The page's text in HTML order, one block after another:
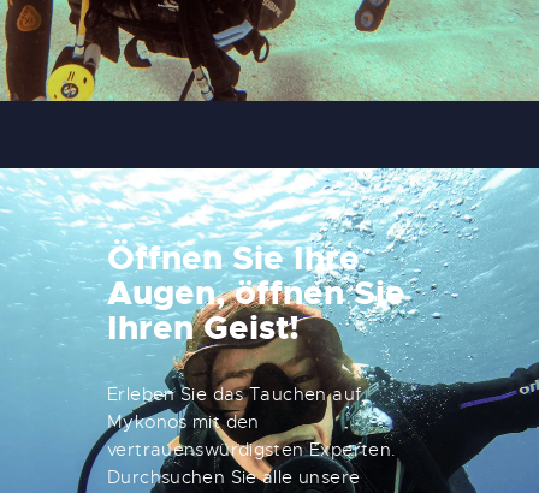
Öffnen Sie Ihre
Augen, öffnen Sie
Ihren Geist!
Erleben Sie das Tauchen auf
Mykonos mit den
vertrauenswürdigsten Experten.
Durchsuchen Sie alle unsere